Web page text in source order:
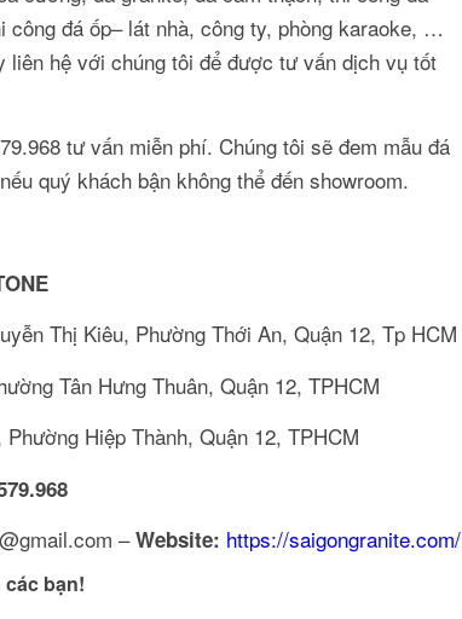
công đá ốp– lát nhà, công ty, phòng karaoke, …
hệ với chúng tôi để được tư vấn dịch vụ tốt
tư vấn miễn phí. Chúng tôi sẽ đem mẫu đá
quý khách bận không thể đến showroom.
Thị Kiêu, Phường Thới An, Quận 12, Tp HCM
Tân Hưng Thuân, Quận 12, TPHCM
Hiệp Thành, Quận 12, TPHCM
–Website: https://saigongranite.com/
các bạn!